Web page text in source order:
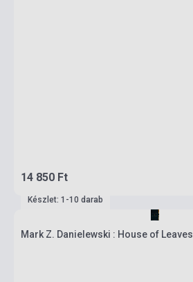
14 850 Ft
Készlet: 1-10 darab
Mark Z. Danielewski : House of Leaves